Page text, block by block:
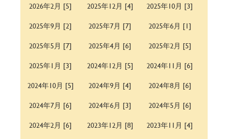
2026年2月 [5]
2025年12月 [4]
2025年10月 [3]
2025年9月 [2]
2025年7月 [7]
2025年6月 [1]
2025年5月 [7]
2025年4月 [6]
2025年2月 [5]
2025年1月 [3]
2024年12月 [5]
2024年11月 [6]
2024年10月 [5]
2024年9月 [4]
2024年8月 [6]
2024年7月 [6]
2024年6月 [3]
2024年5月 [6]
2024年2月 [6]
2023年12月 [8]
2023年11月 [4]